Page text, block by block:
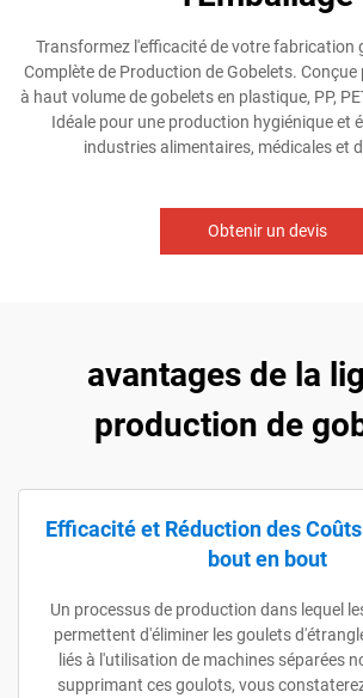
Transformez l'efficacité de votre fabrication
Complète de Production de Gobelets.
à haut volume de gobelets en plastique, PP,
Idéale pour une production hygiénique et
industries alimentaires, médicales et
Obtenir un devis
avantages de la
production de
Efficacité et Réduction des
bout en bout
Un processus de production dans lequel
permettent d'éliminer les goulets
liés à l'utilisation de machines séparées
supprimant ces goulots, vous